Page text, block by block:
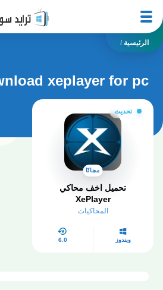
الرئيسية /
xeplayer for pc
تحديث
مجانًا
تحميل اخف محاكي
XePlayer
المحاكيات
ويندوز 6.0